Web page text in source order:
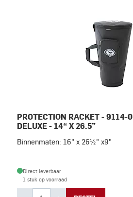
PROTECTION RACKET - 9114-
DELUXE - 14“ X 26.5”
Binnenmaten: 16" x 26½" x9"
Direct leverbaar
1 stuk op voorraad